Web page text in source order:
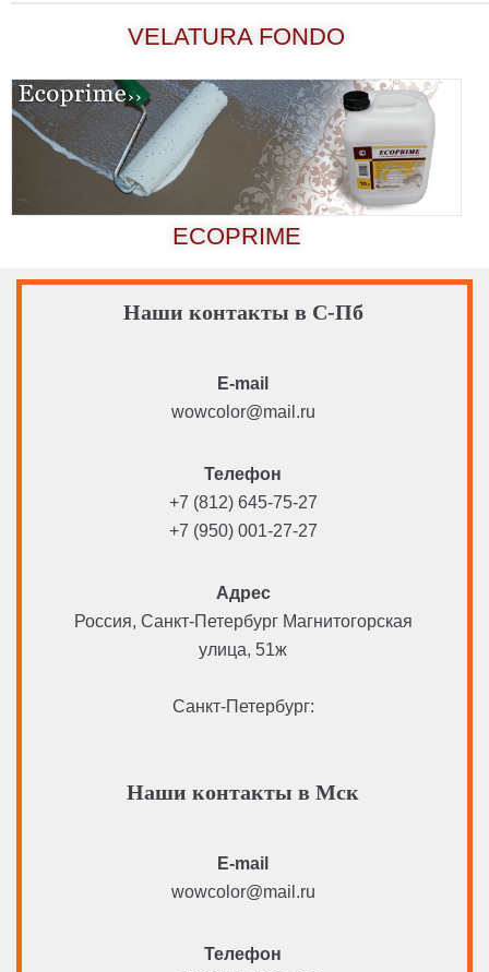
VELATURA FONDO
ECOPRIME
Наши контакты в С-Пб
E-mail
wowcolor@mail.ru
Телефон
+7 (812) 645-75-27
+7 (950) 001-27-27
Адрес
Россия, Санкт-Петербург Магнитогорская
улица, 51ж
Санкт-Петербург:
Наши контакты в Мск
E-mail
wowcolor@mail.ru
Телефон